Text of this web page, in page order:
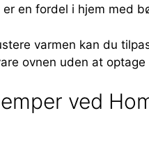
en fordel i hjem med
varmen kan du
ovnen uden at
ved